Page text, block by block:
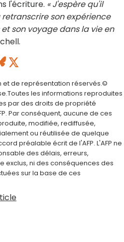
l'écriture. « J'espère qu'il
son expérience
son voyage dans la vie en
et de représentation réservés.©
les informations reproduites
par des droits de propriété
Par conséquent, aucune de ces
modifiée, rediffusée,
ou réutilisée de quelque
préalable écrit de l'AFP. L'AFP ne
des délais, erreurs,
exclus, ni des conséquences des
sur la base de ces